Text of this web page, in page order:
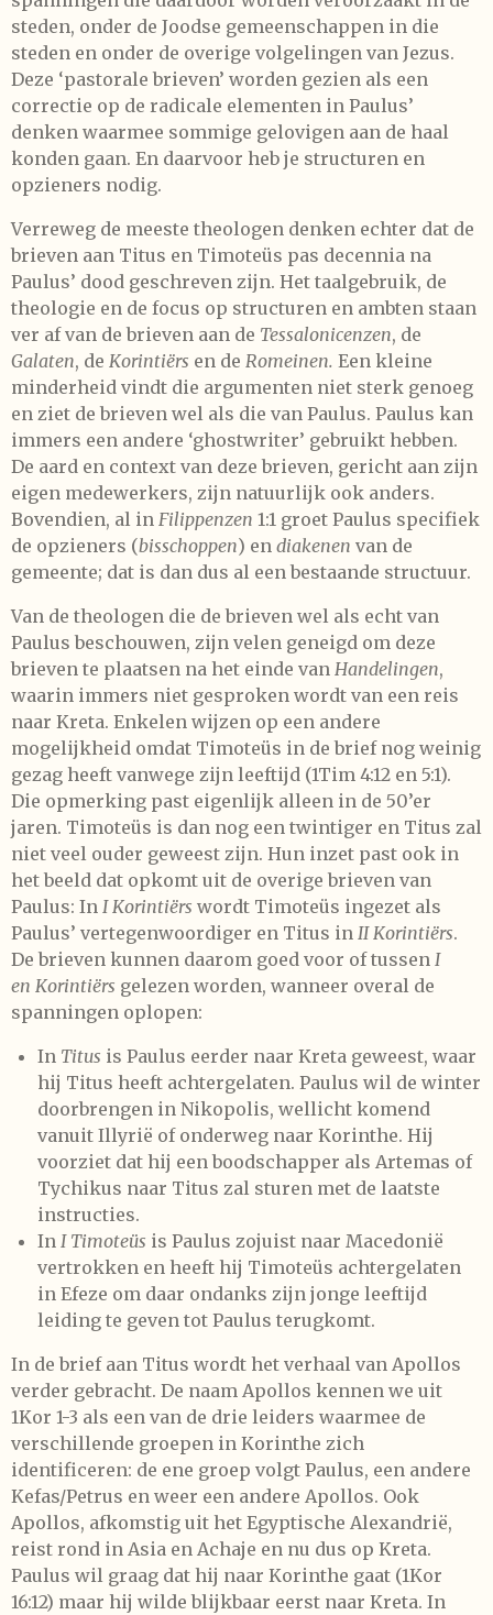
steden, onder de Joodse gemeenschappen in die
steden en onder de overige volgelingen van Jezus.
Deze ‘pastorale brieven’ worden gezien als een
correctie op de radicale elementen in Paulus’
denken waarmee sommige gelovigen aan de haal
konden gaan. En daarvoor heb je structuren en
opzieners nodig.
Verreweg de meeste theologen denken echter dat de
brieven aan Titus en Timoteüs pas decennia na
Paulus’ dood geschreven zijn. Het taalgebruik, de
theologie en de focus op structuren en ambten staan
ver af van de brieven aan de Tessalonicenzen, de
Galaten, de Korintiërs en de Romeinen. Een kleine
minderheid vindt die argumenten niet sterk genoeg
en ziet de brieven wel als die van Paulus. Paulus kan
immers een andere ‘ghostwriter’ gebruikt hebben.
De aard en context van deze brieven, gericht aan zijn
eigen medewerkers, zijn natuurlijk ook anders.
Bovendien, al in Filippenzen 1:1 groet Paulus specifiek
de opzieners (bisschoppen) en diakenen van de
gemeente; dat is dan dus al een bestaande structuur.
Van de theologen die de brieven wel als echt van
Paulus beschouwen, zijn velen geneigd om deze
brieven te plaatsen na het einde van Handelingen,
waarin immers niet gesproken wordt van een reis
naar Kreta. Enkelen wijzen op een andere
mogelijkheid omdat Timoteüs in de brief nog weinig
gezag heeft vanwege zijn leeftijd (1Tim 4:12 en 5:1).
Die opmerking past eigenlijk alleen in de 50’er
jaren. Timoteüs is dan nog een twintiger en Titus zal
niet veel ouder geweest zijn. Hun inzet past ook in
het beeld dat opkomt uit de overige brieven van
Paulus: In I Korintiërs wordt Timoteüs ingezet als
Paulus’ vertegenwoordiger en Titus in II Korintiërs.
De brieven kunnen daarom goed voor of tussen I
en Korintiërs gelezen worden, wanneer overal de
spanningen oplopen:
In Titus is Paulus eerder naar Kreta geweest, waar
hij Titus heeft achtergelaten. Paulus wil de winter
doorbrengen in Nikopolis, wellicht komend
vanuit Illyrië of onderweg naar Korinthe. Hij
voorziet dat hij een boodschapper als Artemas of
Tychikus naar Titus zal sturen met de laatste
instructies.
In I Timoteüs is Paulus zojuist naar Macedonië
vertrokken en heeft hij Timoteüs achtergelaten
in Efeze om daar ondanks zijn jonge leeftijd
leiding te geven tot Paulus terugkomt.
In de brief aan Titus wordt het verhaal van Apollos
verder gebracht. De naam Apollos kennen we uit
1Kor 1-3 als een van de drie leiders waarmee de
verschillende groepen in Korinthe zich
identificeren: de ene groep volgt Paulus, een andere
Kefas/Petrus en weer een andere Apollos. Ook
Apollos, afkomstig uit het Egyptische Alexandrië,
reist rond in Asia en Achaje en nu dus op Kreta.
Paulus wil graag dat hij naar Korinthe gaat (1Kor
16:12) maar hij wilde blijkbaar eerst naar Kreta. In